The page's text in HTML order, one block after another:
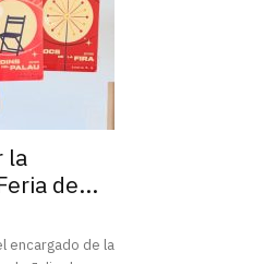
la
de...
encargado de la